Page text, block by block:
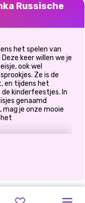
Russische
het spelen van
keer willen we je
ook wel
Ze is de
en tijdens het
kinderfeestjes. In
genaamd
mag je onze mooie
het
een
zullen zijn. Onze
in de buurt van het
HARLEY'S